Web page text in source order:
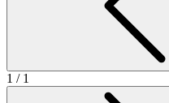
1 / 1